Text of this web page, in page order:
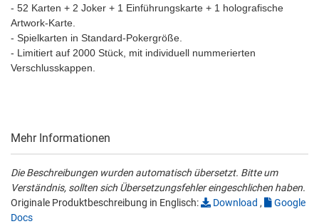
- 52 Karten + 2 Joker + 1 Einführungskarte + 1 holografische
Artwork-Karte.
- Spielkarten in Standard-Pokergröße.
- Limitiert auf 2000 Stück, mit individuell nummerierten
Verschlusskappen.
Mehr Informationen
Die Beschreibungen wurden automatisch übersetzt. Bitte um
Verständnis, sollten sich Übersetzungsfehler eingeschlichen haben.
Originale Produktbeschreibung in Englisch:
Download ,
Google
Docs